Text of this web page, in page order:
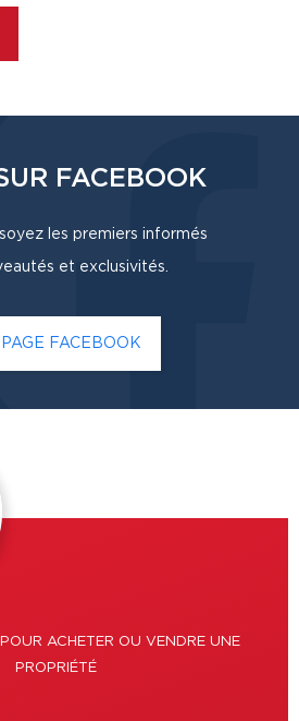
FACEBOOK
les premiers informés
et exclusivités.
FACEBOOK
ACHETER OU VENDRE UNE
PROPRIÉTÉ